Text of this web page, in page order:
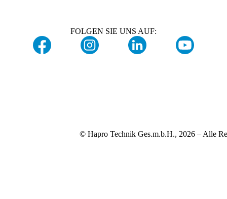
FOLGEN SIE UNS AUF:
© Hapro Technik Ges.m.b.H., 2026 – Alle